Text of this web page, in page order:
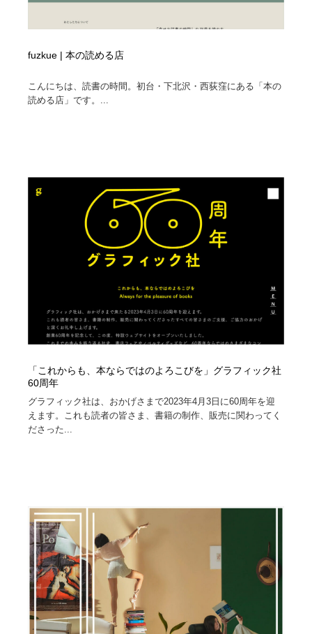
fuzkue | 本の読める店
こんにちは、読書の時間。初台・下北沢・西荻窪にある「本の
読める店」です。...
「これからも、本ならではのよろこびを」グラフィック社
60周年
グラフィック社は、おかげさまで2023年4月3日に60周年を迎
えます。これも読者の皆さま、書籍の制作、販売に関わってく
ださった...